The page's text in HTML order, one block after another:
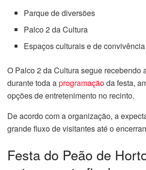
Parque de diversões
Palco 2 da Cultura
Espaços culturais e de convivência
O Palco 2 da Cultura segue recebendo
durante toda aprogramaçãoda festa,
opções de entretenimento no recinto.
De acordo com a organização, a
grande fluxo de visitantes até o
Festa do Peão de